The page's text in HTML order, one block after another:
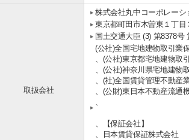
取扱会社
株式会社丸中コーポレー
東京都町田市木曽東１丁
国土交通大臣 (3) 第8378
(公社)全国宅地建物取引業
、(公社)東京都宅地建物取
、(公社)神奈川県宅地建物
、(社)全国賃貸管理不動産
、(公財)東日本不動産流通
、
、【保証会社】
、日本賃貸保証株式会社